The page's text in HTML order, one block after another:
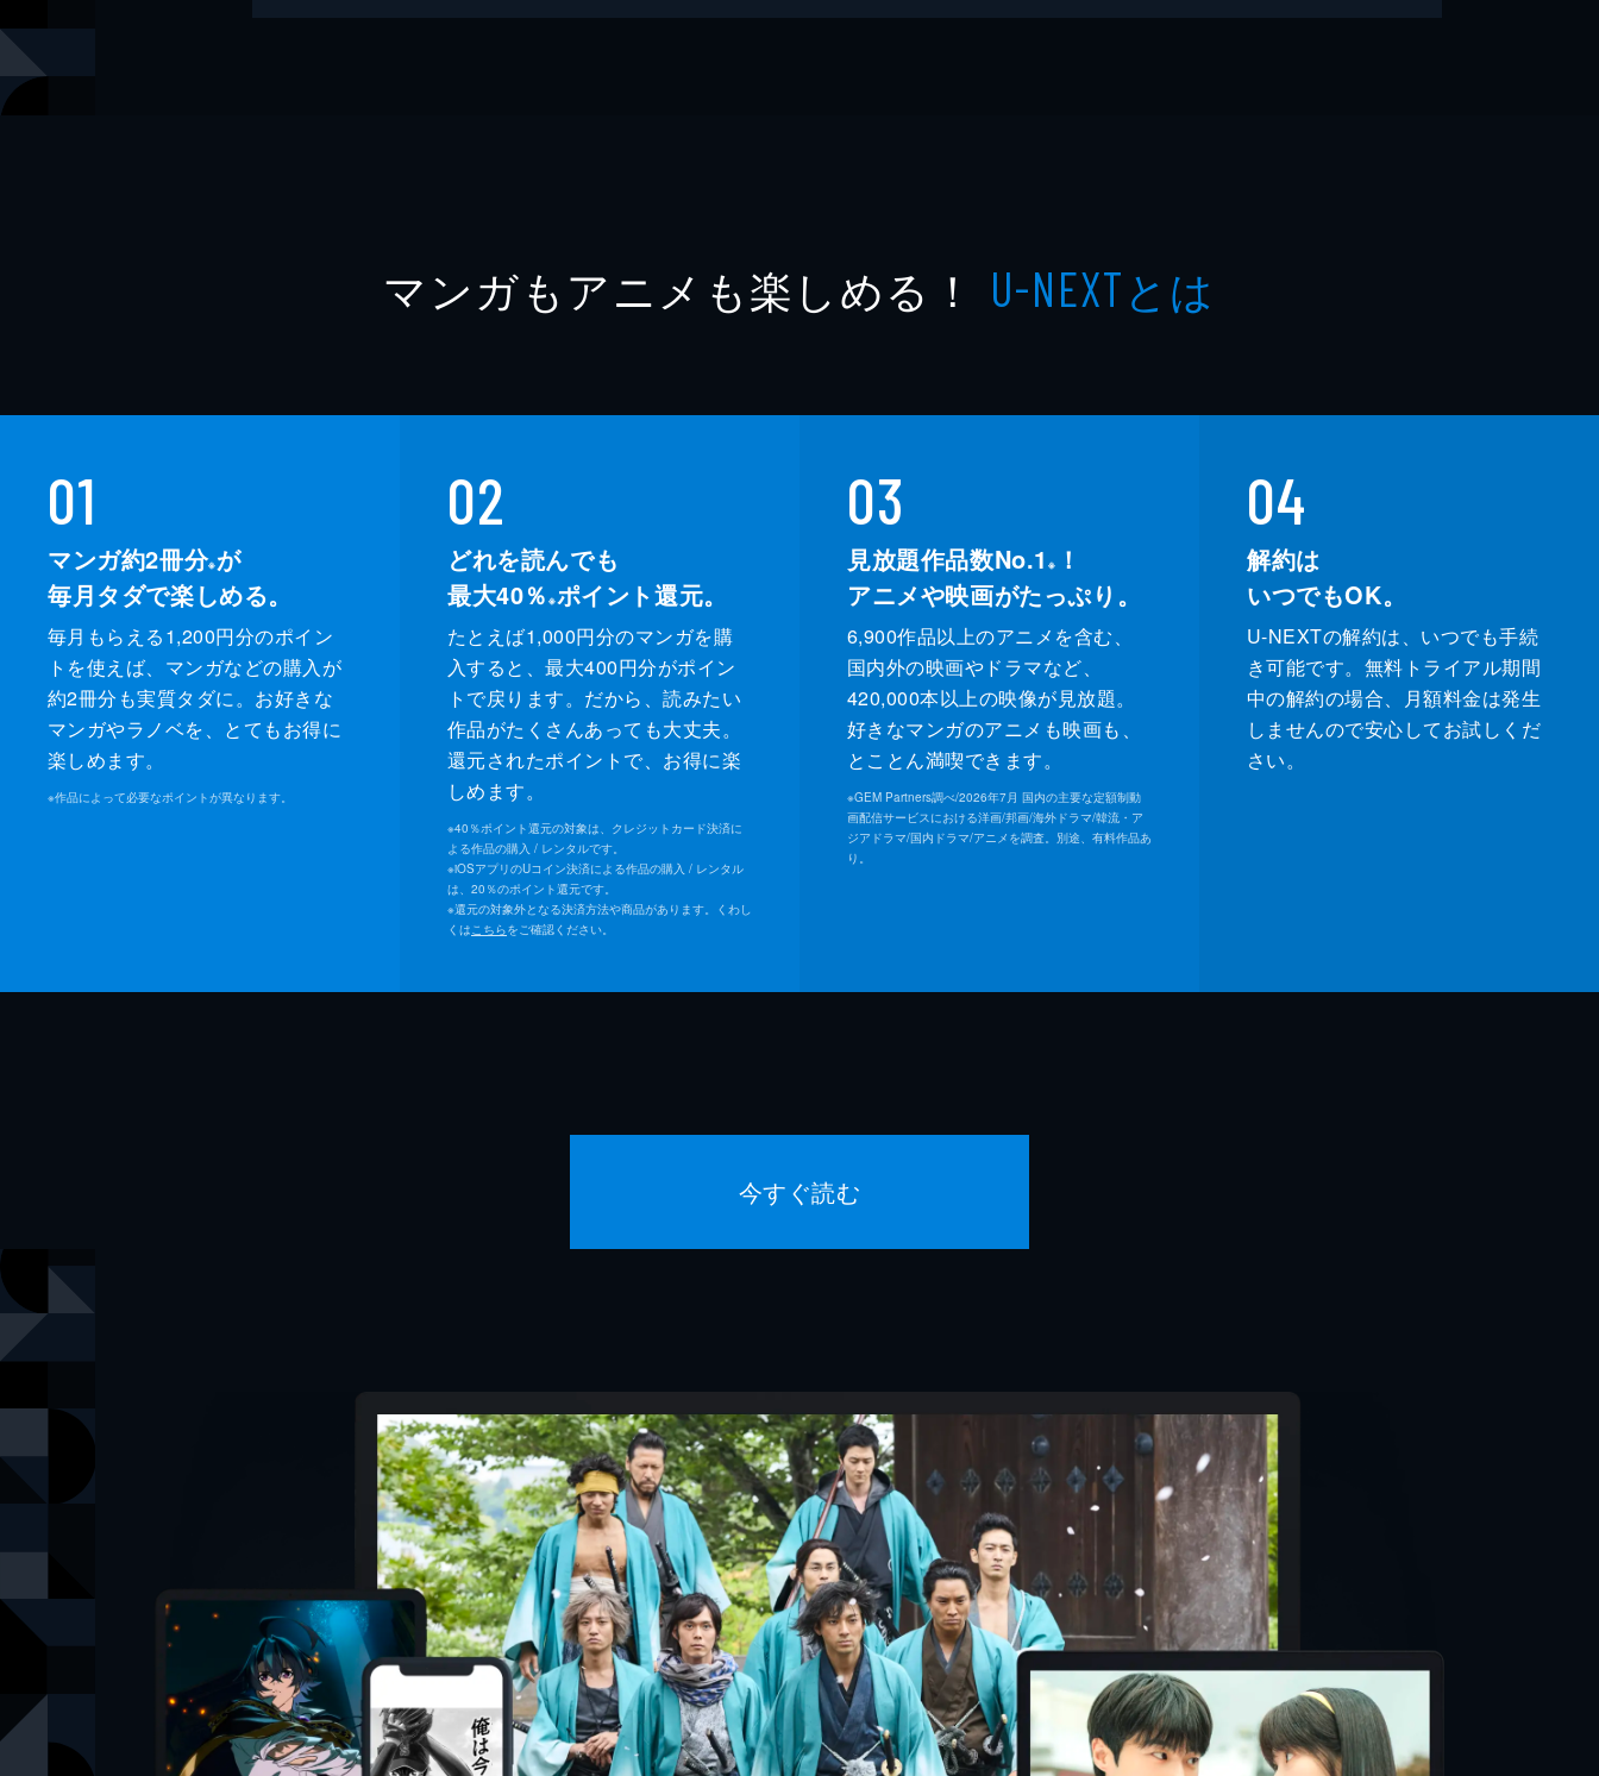
マンガもアニメも楽しめる！ U-NEXTとは
01
マンガ約2冊分※が
毎月タダで楽しめる。
毎月もらえる1,200円分のポイン
トを使えば、マンガなどの購入が
約2冊分も実質タダに。お好きな
マンガやラノベを、とてもお得に
楽しめます。
※作品によって必要なポイントが異なります。
02
どれを読んでも
最大40％ ※ポイント還元。
たとえば1,000円分のマンガを購
入すると、最大400円分がポイン
トで戻ります。だから、読みたい
作品がたくさんあっても大丈夫。
還元されたポイントで、お得に楽
しめます。
※40％ポイント還元の対象は、クレジットカード決済に
よる作品の購入 / レンタルです。
※iOSアプリのUコイン決済による作品の購入 / レンタル
は、20％のポイント還元です。
※還元の対象外となる決済方法や商品があります。くわし
くはこちらをご確認ください。
03
見放題作品数No.1 ※
！
アニメや映画がたっぷり。
6,900作品以上のアニメを含む、
国内外の映画やドラマなど、
420,000本以上の映像が見放題。
好きなマンガのアニメも映画も、
とことん満喫できます。
※GEM Partners調べ/2026年7⽉ 国内の主要な定額制動
画配信サービスにおける洋画/邦画/海外ドラマ/韓流・ア
ジアドラマ/国内ドラマ/アニメを調査。別途、有料作品あ
り。
04
解約は
いつでもOK。
U-NEXTの解約は、いつでも手続
き可能です。無料トライアル期間
中の解約の場合、月額料金は発生
しませんので安心してお試しくだ
さい。
今すぐ読む